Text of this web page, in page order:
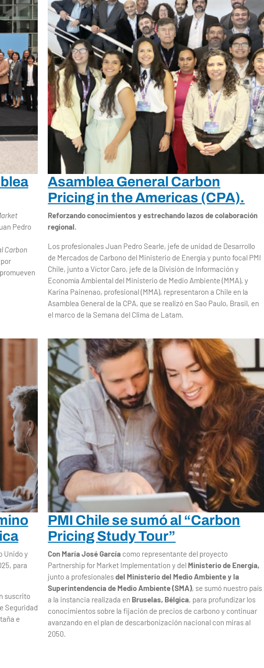
Pedro
Carbon
Asamblea General Carbon
Pricing in the Americas (CPA).
Reforzando conocimientos y estrechando lazos de colaboración
regional.
Los profesionales Juan Pedro Searle, jefe de unidad de Desarrollo
de Mercados de Carbono del Ministerio de Energía y punto focal PMI
Chile, junto a Víctor Caro, jefe de la División de Información y
Economía Ambiental del Ministerio de Medio Ambiente (MMA), y
Karina Painenao, profesional (MMA), representaron a Chile en la
Asamblea General de la CPA, que se realizó en Sao Paulo, Brasil, en
el marco de la Semana del Clima de Latam.
Unido y
para
suscrito
Seguridad
e
PMI Chile se sumó al “Carbon
Pricing Study Tour”
Con María José García como representante del proyecto
Partnership for Market Implementation y del Ministerio de Energía,
junto a profesionalesdel Ministerio del Medio Ambiente y la
Superintendencia de Medio Ambiente (SMA), se sumó nuestro país
a la instancia realizada en Bruselas, Bélgica, para profundizar los
conocimientos sobre la fijación de precios de carbono y continuar
avanzando en el plan de descarbonización nacional con miras al
2050.